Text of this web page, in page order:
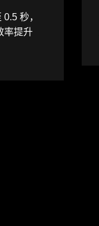
秒，
率提升